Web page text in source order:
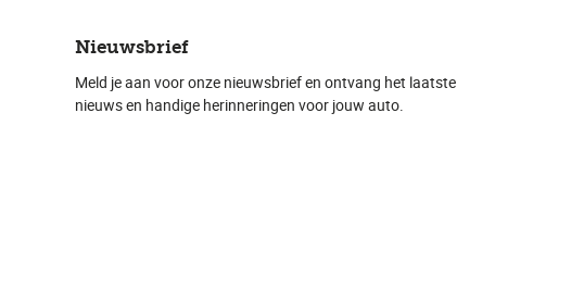
Nieuwsbrief
Meld je aan voor onze nieuwsbrief en ontvang het laatste
nieuws en handige herinneringen voor jouw auto.